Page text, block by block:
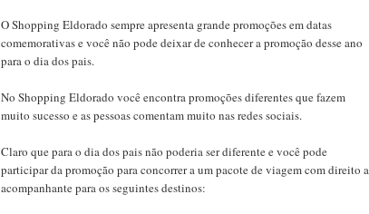
O Shopping Eldorado sempre apresenta grande promoções em datas
comemorativas e você não pode deixar de conhecer a promoção desse ano
para o dia dos pais.
No Shopping Eldorado você encontra promoções diferentes que fazem
muito sucesso e as pessoas comentam muito nas redes sociais.
Claro que para o dia dos pais não poderia ser diferente e você pode
participar da promoção para concorrer a um pacote de viagem com direito a
acompanhante para os seguintes destinos: